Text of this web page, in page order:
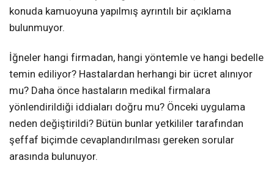
konuda kamuoyuna yapılmış ayrıntılı bir açıklama
bulunmuyor.
İğneler hangi firmadan, hangi yöntemle ve hangi bedelle
temin ediliyor? Hastalardan herhangi bir ücret alınıyor
mu? Daha önce hastaların medikal firmalara
yönlendirildiği iddiaları doğru mu? Önceki uygulama
neden değiştirildi? Bütün bunlar yetkililer tarafından
şeffaf biçimde cevaplandırılması gereken sorular
arasında bulunuyor.